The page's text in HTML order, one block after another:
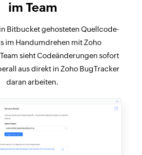
im Team
Bitbucket gehosteten Quellcode-
im Handumdrehen mit Zoho
sieht Codeänderungen sofort
aus direkt in Zoho BugTracker
daran arbeiten.